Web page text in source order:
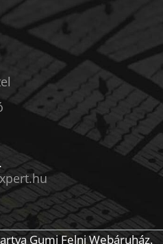
Gumi Felni Webáruház.